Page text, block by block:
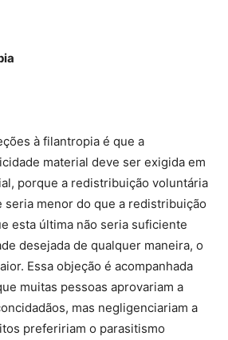
à filantropia é que a
material deve ser exigida em
porque a redistribuição voluntária
seria menor do que a redistribuição
esta última não seria suficiente
desejada de qualquer maneira, o
Essa objeção é acompanhada
muitas pessoas aprovariam a
mas negligenciariam a
prefeririam o parasitismo